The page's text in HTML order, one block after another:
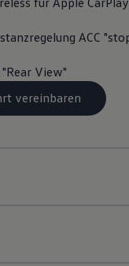
und
und Unfallhilfe
Teile
ACC
View"
vereinbaren